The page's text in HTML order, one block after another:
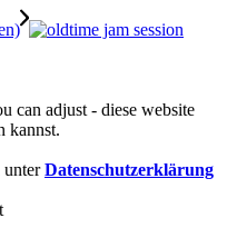
can adjust - diese website
kannst.
unterDatenschutzerklärung